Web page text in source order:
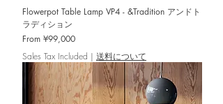
Flowerpot Table Lamp VP4 - &Tradition アンドト
ラディション
From ¥99,000
Sale Price
Sales Tax Included | 送料について